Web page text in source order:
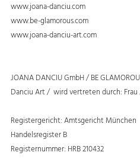
www.joana-danciu.com
www.be-glamorous.com
www.joana-danciu-art.com
JOANA DANCIU GmbH / BE
Danciu Art / wird vertreten durch: Frau
Registergericht: Amtsgericht München
Handelsregister B
Registernummer: HRB 210432